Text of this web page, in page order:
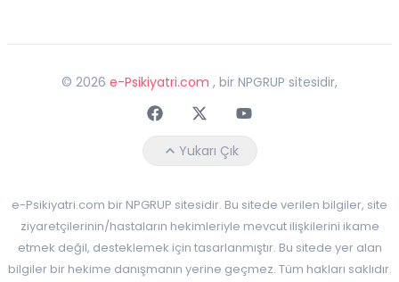
© 2026 e-Psikiyatri.com , bir NPGRUP sitesidir,
FaceebokTwitterYoutube
Yukarı Çık
e-Psikiyatri.com bir NPGRUP sitesidir. Bu sitede verilen bilgiler, site
ziyaretçilerinin/hastaların hekimleriyle mevcut ilişkilerini ikame
etmek değil, desteklemek için tasarlanmıştır. Bu sitede yer alan
bilgiler bir hekime danışmanın yerine geçmez. Tüm hakları saklıdır.